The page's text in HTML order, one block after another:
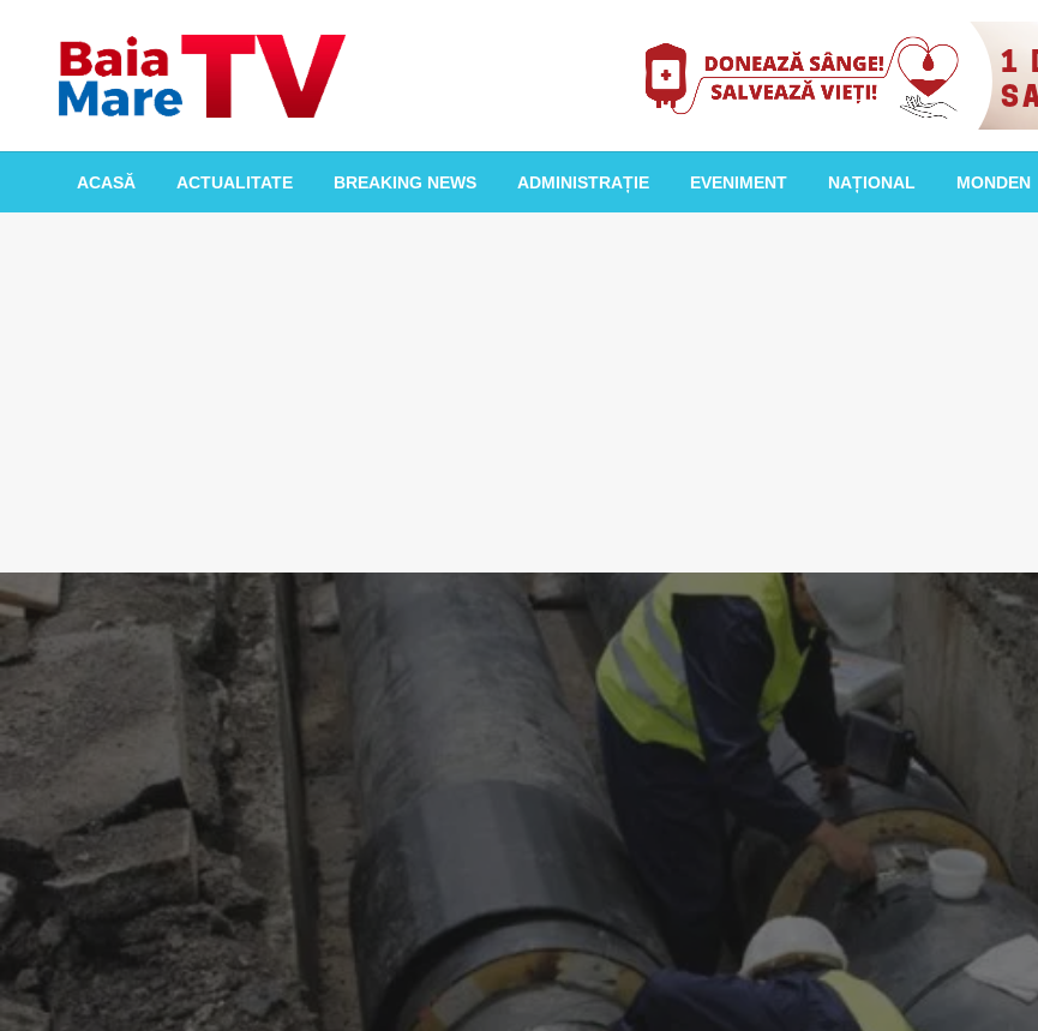
BAIA MARE TV
ACASĂ ACTUALITATE BREAKING NEWS ADMINISTRAȚIE EVENIMENT NAȚIONAL MONDEN